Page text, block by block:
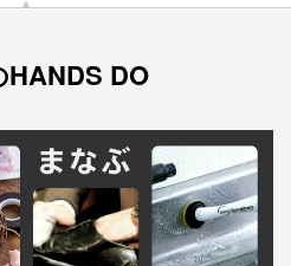
HANDS DO